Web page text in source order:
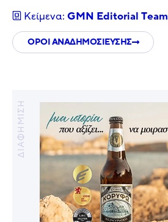
Κείμενα: GMN Editorial Τeam
ΟΡΟΙ ΑΝΑΔΗΜΟΣΙΕΥΣΗΣ
ΔΙΑΦΗΜΙΣΗ